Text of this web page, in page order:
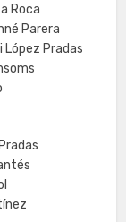
Roca
Parera
Pradas